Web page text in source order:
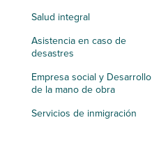
Salud integral
Asistencia en caso de
desastres
Empresa social y Desarrollo
de la mano de obra
Servicios de inmigración